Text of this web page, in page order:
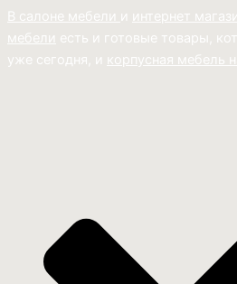
В салоне мебели и интернет
мебели есть и готовые товары,
уже сегодня, и корпусная мебель